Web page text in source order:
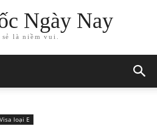
Ngày Nay
sẻ là niềm vui.
Visa loại E